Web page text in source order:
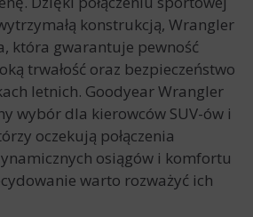
konstrukcją, Wrangler
która gwarantuje pewność
trwałość oraz bezpieczeństwo
letnich. Goodyear Wrangler
wybór dla kierowców SUV-ów i
oczekują połączenia
osiągów i komfortu
warto rozważyć ich